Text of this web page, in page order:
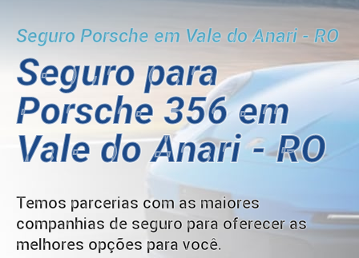
Seguro Porsche em Vale do Anari - RO
Seguro para
Porsche 356 em
Vale do Anari - RO
Temos parcerias com as maiores
companhias de seguro para oferecer as
melhores opções para você.